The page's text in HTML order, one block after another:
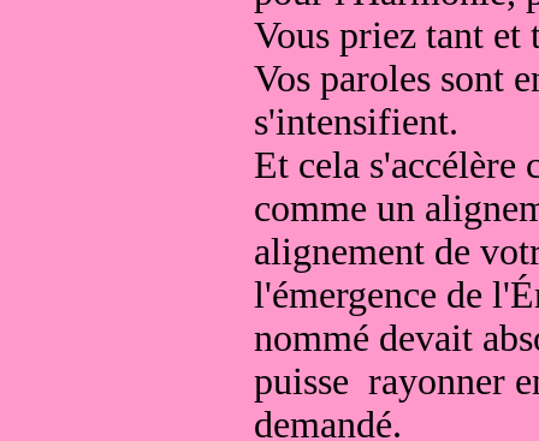
Vous priez tant et
Vos paroles sont
s'intensifient.
Et cela s'accélère
comme un
alignement de
l'émergence de
nommé devait
puisse rayonner
demandé.